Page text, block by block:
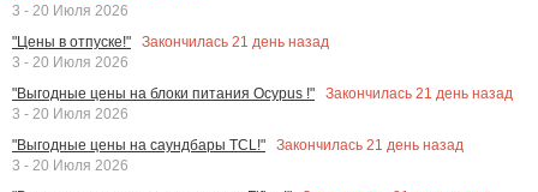
3 - 20 Июля 2026
"Цены в отпуске!"
Закончилась 21 день назад
3 - 20 Июля 2026
"Выгодные цены на блоки питания Ocypus !"
Закончилась 21 день назад
3 - 20 Июля 2026
"Выгодные цены на саундбары TCL!"
Закончилась 21 день назад
3 - 20 Июля 2026